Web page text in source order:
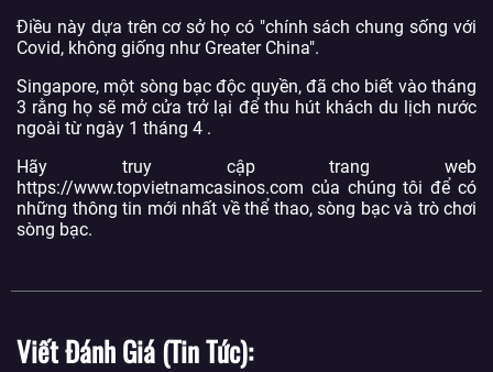
Điều này dựa trên cơ sở họ có "chính sách chung sống với
Covid, không giống như Greater China".
Singapore, một sòng bạc độc quyền, đã cho biết vào tháng
3 rằng họ sẽ mở cửa trở lại để thu hút khách du lịch nước
ngoài từ ngày 1 tháng 4 .
Hãy truy cập trang web
https://www.topvietnamcasinos.com của chúng tôi để có
những thông tin mới nhất về thể thao, sòng bạc và trò chơi
sòng bạc.
Viết Đánh Giá (Tin Tức)